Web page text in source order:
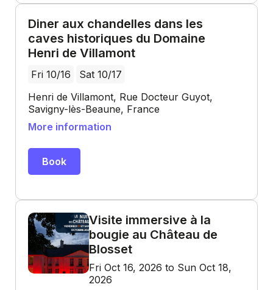
Diner aux chandelles dans les
caves historiques du Domaine
Henri de Villamont
Fri 10/16
Sat 10/17
Henri de Villamont, Rue Docteur Guyot,
Savigny-lès-Beaune, France
More information
Book
Visite immersive à la
bougie au Château de
Blosset
Fri Oct 16, 2026 to Sun Oct 18,
2026